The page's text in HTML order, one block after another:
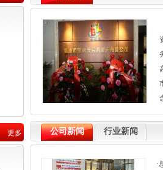
更多 公司新闻 行业新闻
·